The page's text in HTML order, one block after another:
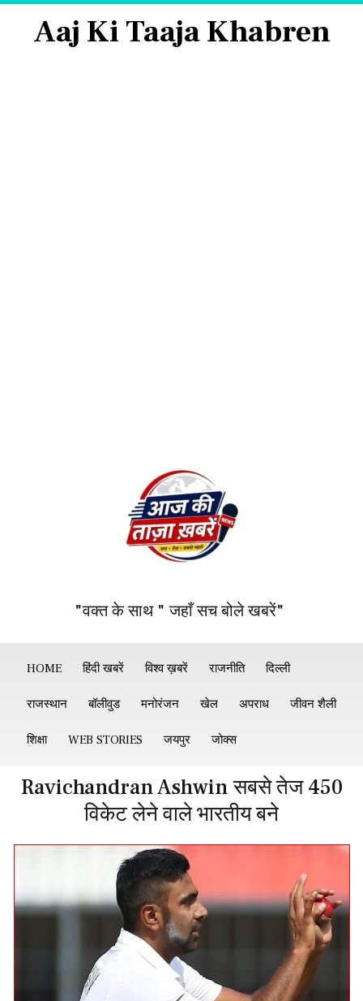
Aaj Ki Taaja Khabren
"वक्त के साथ " जहाँ सच बोले खबरें"
HOME हिंदी खबरें विश्व ख़बरें राजनीति दिल्ली
राजस्थान बॉलीवुड मनोरंजन खेल अपराध जीवन शैली
शिक्षा WEB STORIES जयपुर जोक्स
Ravichandran Ashwin सबसे तेज 450
विकेट लेने वाले भारतीय बने